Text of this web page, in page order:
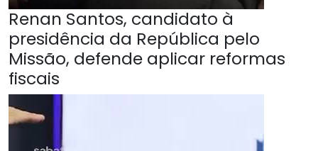
Renan Santos, candidato à
presidência da República pelo
Missão, defende aplicar reformas
fiscais